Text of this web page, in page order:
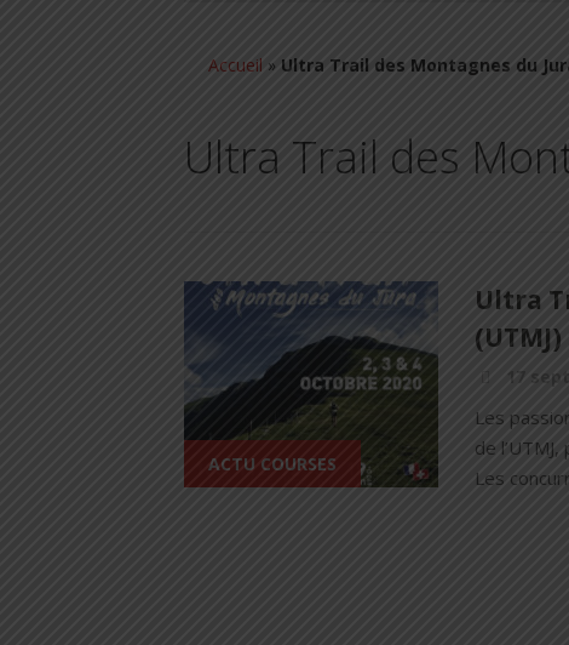
Accueil » Ultra Trail des Montagnes du
Ultra Trail des
ACTU COURSES
Ultra
(UTMJ)
17
Les
de
Les